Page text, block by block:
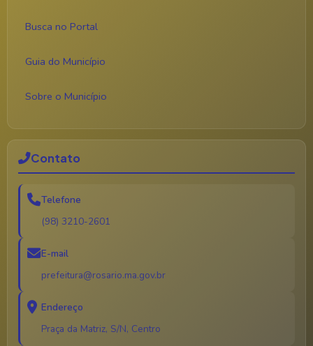
Busca no Portal
Guia do Município
Sobre o Município
Contato
Telefone
(98) 3210-2601
E-mail
prefeitura@rosario.ma.gov.br
Endereço
Praça da Matriz, S/N, Centro